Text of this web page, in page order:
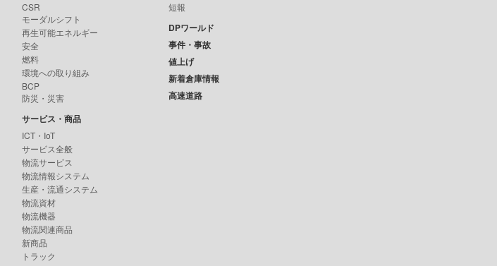
CSR
モーダルシフト
再生可能エネルギー
安全
燃料
環境への取り組み
BCP
防災・災害
サービス・商品
ICT・IoT
サービス全般
物流サービス
物流情報システム
生産・流通システム
物流資材
物流機器
物流関連商品
新商品
トラック
短報
DPワールド
事件・事故
値上げ
新着倉庫情報
高速道路